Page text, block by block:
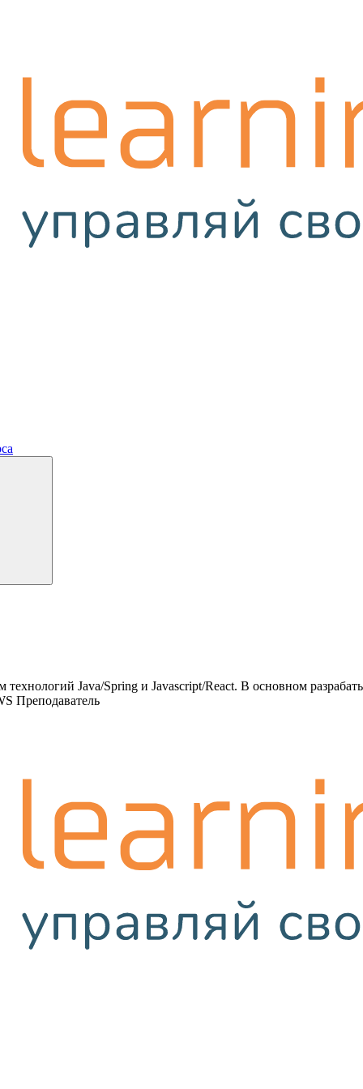
технологий Java/Spring и Javascript/React. В основном
Преподаватель